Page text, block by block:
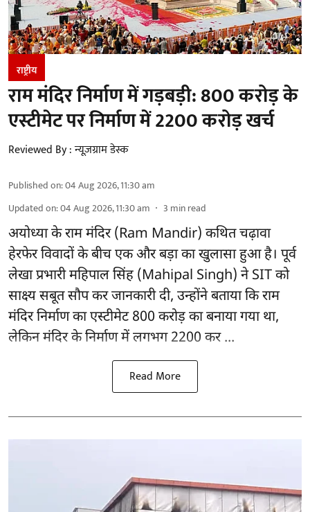
राष्ट्रीय
राम मंदिर निर्माण में गड़बड़ी: 800 करोड़ के
एस्टीमेट पर निर्माण में 2200 करोड़ खर्च
Reviewed By :न्यूज़ग्राम डेस्क
Published on:04 Aug 2026, 11:30 am
Updated on:04 Aug 2026, 11:30 am 3 min read
अयोध्या के राम मंदिर(Ram Mandir) कथित चढ़ावा
हेरफेर विवादों के बीच एक और बड़ा का खुलासा हुआ है। पूर्व
लेखा प्रभारी महिपाल सिंह (Mahipal Singh) ने SIT को
साक्ष्य सबूत सौप कर जानकारी दी, उन्होंने बताया कि राम
मंदिर निर्माण का एस्टीमेट 800 करोड़ का बनाया गया था,
लेकिन मंदिर के निर्माण में लगभग 2200 कर ...
Read More